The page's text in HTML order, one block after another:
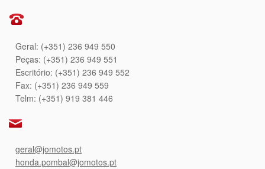
Geral: (+351) 236 949 550
Peças: (+351) 236 949 551
Escritório: (+351) 236 949 552
Fax: (+351) 236 949 559
Telm: (+351) 919 381 446
geral@jomotos.pt
honda.pombal@jomotos.pt